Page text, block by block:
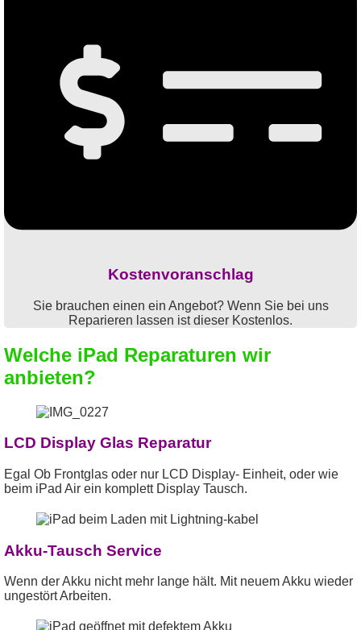
Kostenvoranschlag
Sie brauchen einen ein Angebot? Wenn Sie bei uns
Reparieren lassen ist dieser Kostenlos.
Welche iPad Reparaturen wir
anbieten?
LCD Display Glas Reparatur
Egal Ob Frontglas oder nur LCD Display- Einheit, oder wie
beim iPad Air ein komplett Display Tausch.
Akku-Tausch Service
Wenn der Akku nicht mehr lange hält. Mit neuem Akku wieder
ungestört Arbeiten.